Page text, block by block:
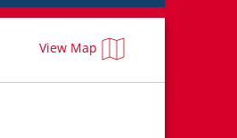
View Map